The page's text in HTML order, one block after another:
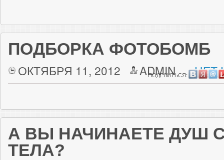
ПОДБОРКА ФОТОБОМБ
ОКТЯБРЯ 11, 2012 ADMIN НЕТ
ПОДЕЛИТЬСЯ:
А ВЫ НАЧИНАЕТЕ ДУШ
ТЕЛА?